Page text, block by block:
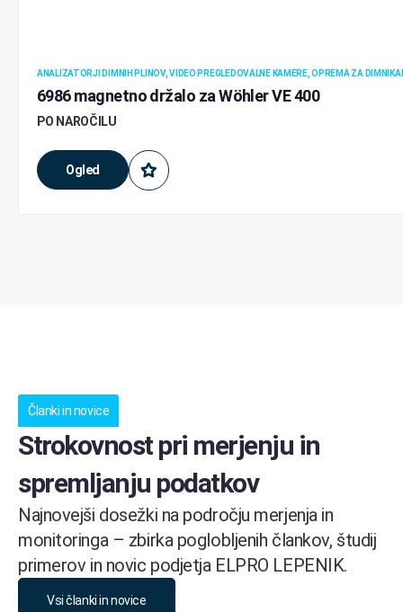
ANALIZATORJI DIMNIH PLINOV, VIDEO PREGLEDOVALNE KAMERE, OPREMA ZA
6986 magnetno držalo za Wöhler VE 400
Ogled
PO NAROČILU
Članki in novice
Strokovnost pri merjenju in
spremljanju podatkov
Najnovejši dosežki na področju merjenja in
monitoringa – zbirka poglobljenih člankov, študij
primerov in novic podjetja ELPRO LEPENIK.
Vsi članki in novice